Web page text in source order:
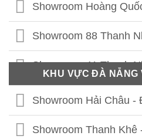
Showroom Hoàng
Showroom 88 Thanh
Showroom 41 Thanh
Showroom Thái Thịnh -
Showroom Lê Chân -
KHU VỰC ĐÀ NẴNG
Showroom Hải Châu -
Showroom Thanh Khê